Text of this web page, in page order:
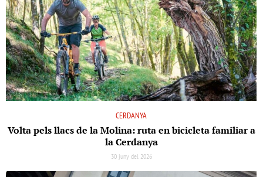
CERDANYA
Volta pels llacs de la Molina: ruta en bicicleta familiar a
la Cerdanya
30 juny del 2026